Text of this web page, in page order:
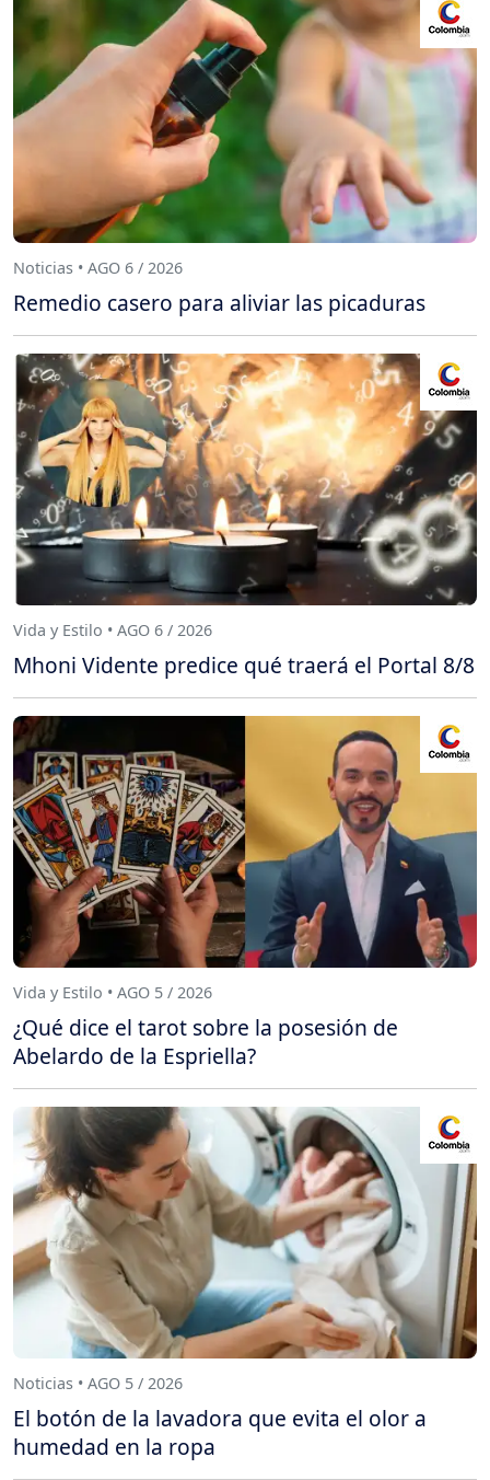
Noticias • AGO 6 / 2026
Remedio casero para aliviar las picaduras
Vida y Estilo • AGO 6 / 2026
Mhoni Vidente predice qué traerá el Portal 8/8
Vida y Estilo • AGO 5 / 2026
¿Qué dice el tarot sobre la posesión de
Abelardo de la Espriella?
Noticias • AGO 5 / 2026
El botón de la lavadora que evita el olor a
humedad en la ropa